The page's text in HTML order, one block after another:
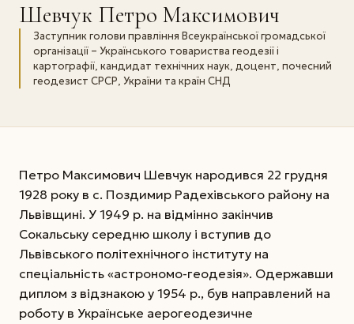
Шевчук Петро Максимович
Заступник голови правління Всеукраїнської громадської
організації – Українського товариства геодезії і
картографії, кандидат технічних наук, доцент, почесний
геодезист СРСР, України та країн СНД
Петро Максимович Шевчук народився 22 грудня
1928 року в с. Поздимир Радехівського району на
Львівщині. У 1949 р. на відмінно закінчив
Сокальську середню школу і вступив до
Львівського політехнічного інституту на
спеціальність «астрономо-геодезія». Одержавши
диплом з відзнакою у 1954 р., був направлений на
роботу в Українське аерогеодезичне